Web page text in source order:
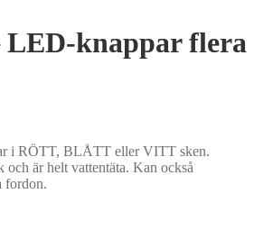
LED-knappar flera
i RÖTT, BLÅTT eller VITT sken.
och är helt vattentäta. Kan också
fordon.